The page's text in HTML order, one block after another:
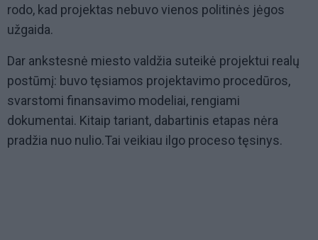
rodo, kad projektas nebuvo vienos politinės jėgos
užgaida.
Dar ankstesnė miesto valdžia suteikė projektui realų
postūmį: buvo tęsiamos projektavimo procedūros,
svarstomi finansavimo modeliai, rengiami
dokumentai. Kitaip tariant, dabartinis etapas nėra
pradžia nuo nulio.Tai veikiau ilgo proceso tęsinys.